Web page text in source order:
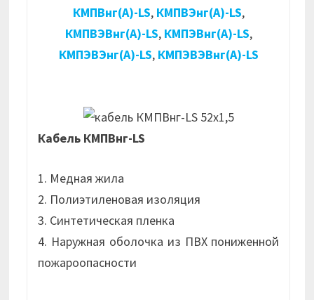
КМПВнг(А)-LS, КМПВЭнг(А)-LS,
КМПВЭВнг(А)-LS, КМПЭВнг(А)-LS,
КМПЭВЭнг(А)-LS, КМПЭВЭВнг(А)-LS
Кабель КМПВнг-LS
1. Медная жила
2. Полиэтиленовая изоляция
3. Синтетическая пленка
4. Наружная оболочка из ПВХ пониженной
пожароопасности